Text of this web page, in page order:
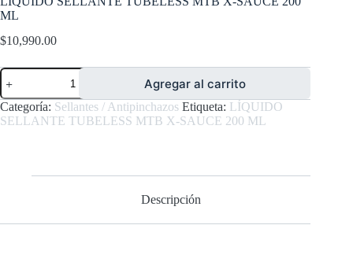
ML
$10,990.00
LÍQUIDO
SELLANTE
TUBELESS
MTB
X-
cantidad
Agregar al carrito
Categoría: Sellantes / Antipinchazos Etiqueta: LÍQUIDO
SELLANTE TUBELESS MTB X-SAUCE 200 ML
Descripción